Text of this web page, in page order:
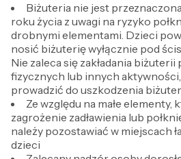
Biżuteria nie jest
roku życia z uwagi na ryzyko
drobnymi elementami. Dzieci
nosić biżuterię wyłącznie pod
Nie zaleca się zakładania biżuterii
fizycznych lub innych
prowadzić do uszkodzenia
Ze względu na małe
zagrożenie zadławienia lub
należy pozostawiać w miejscach
dzieci